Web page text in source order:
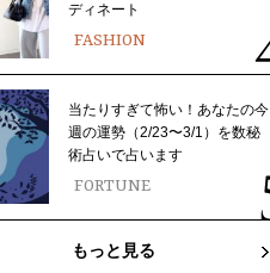
ディネート
FASHION
当たりすぎて怖い！あなたの今
週の運勢（2/23〜3/1）を数秘
術占いで占います
FORTUNE
もっと見る